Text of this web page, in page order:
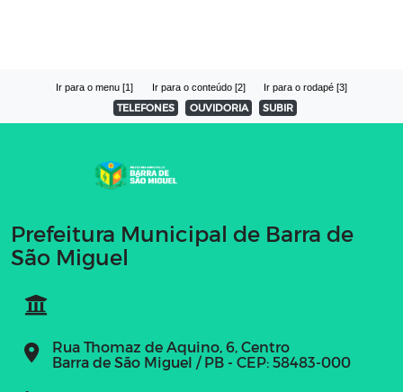
Ir para o menu [1] Ir para o conteúdo [2] Ir para o rodapé [3]
TELEFONES OUVIDORIA SUBIR
Prefeitura Municipal de Barra de
São Miguel
Rua Thomaz de Aquino, 6, Centro
Barra de São Miguel / PB - CEP: 58483-000